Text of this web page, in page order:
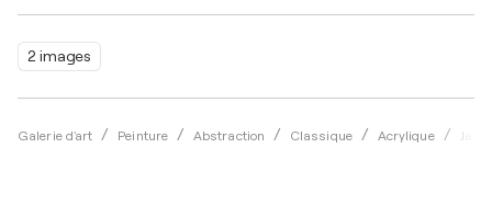
2 images
Galerie d'art Peinture Abstraction Classique Acrylique Jaye